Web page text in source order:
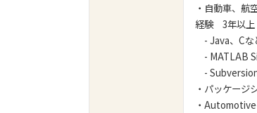
・自動車、航
経験 3年以上
- Java、Cな
- MATLAB
-
・パッケー
・